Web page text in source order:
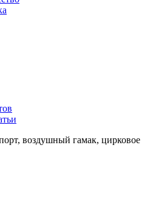
воздушный гамак, цирковое